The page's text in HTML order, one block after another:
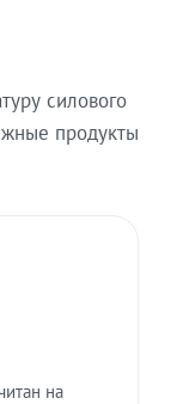
силового
продукты
на